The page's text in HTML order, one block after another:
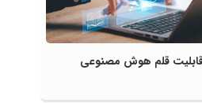
قابلیت قلم هوش مصنوعی